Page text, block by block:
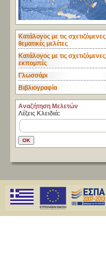
Κατάλογος με τις σχετιζόμενες
θεματικές μελέτες
Κατάλογος με τις σχετιζόμενες
εκπομπές
Γλωσσάρι
Βιβλιογραφία
Aναζήτηση Μελετών
Λέξεις Κλειδιά: